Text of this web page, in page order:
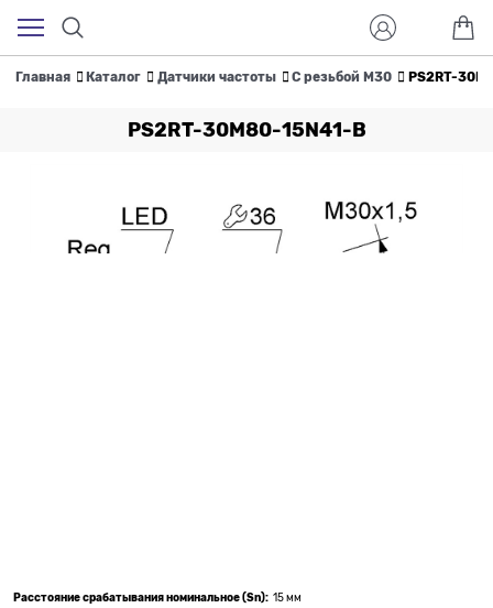
Главная Каталог Датчики частоты С резьбой M30 PS2RT-
PS2RT-30M80-15N41-B
Расстояние срабатывания номинальное (Sn): 15 мм